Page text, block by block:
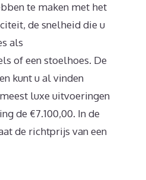
te maken met het
de snelheid die u
als
of een stoelhoes. De
kunt u al vinden
luxe uitvoeringen
de €7.100,00. In de
de richtprijs van een